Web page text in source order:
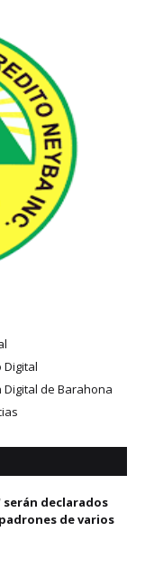
Digital
Digital de Barahona
declarados
de varios